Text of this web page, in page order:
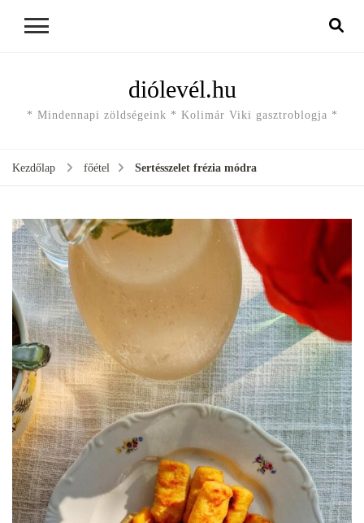
diólevél.hu
* Mindennapi zöldségeink * Kolimár Viki gasztroblogja *
Kezdőlap főétel Sertésszelet frézia módra